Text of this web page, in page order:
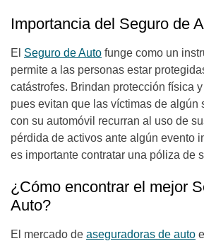
Importancia del Seguro de
El Seguro de Auto funge como un
permite a las personas estar
catástrofes. Brindan protección física
pues evitan que las víctimas de algún
con su automóvil recurran al uso de
pérdida de activos ante algún evento
es importante contratar una póliza de
¿Cómo encontrar el mejor
Auto?
El mercado de aseguradoras de auto